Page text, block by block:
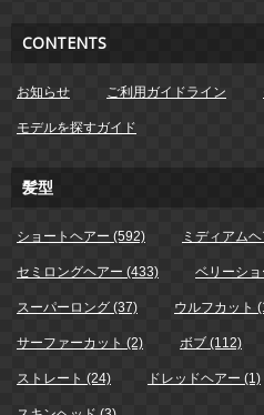
CONTENTS
お知らせ ご利用ガイドライン
モデルを探すガイド
髪型
ショートヘアー (592) ミディアム
セミロングヘアー (433) ベリーシ
スーパーロング (37) ウルフカット
サーファーカット (2) ボブ (112)
ストレート (24) ドレッドヘアー (1)